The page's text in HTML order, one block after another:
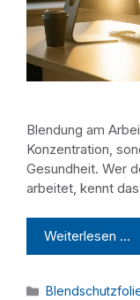
Blendung am
Konzentration,
Gesundheit. Wer
arbeitet, kennt
Weiterlesen …
Kategorien